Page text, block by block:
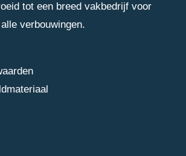
tot een breed vakbedrijf voor
verbouwingen.